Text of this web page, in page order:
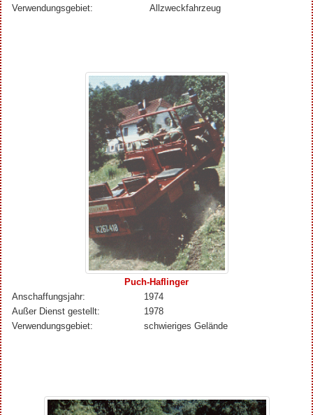
Verwendungsgebiet:
Allzweckfahrzeug
Puch-Haflinger
Anschaffungsjahr:
1974
Außer Dienst gestellt:
1978
Verwendungsgebiet:
schwieriges Gelände